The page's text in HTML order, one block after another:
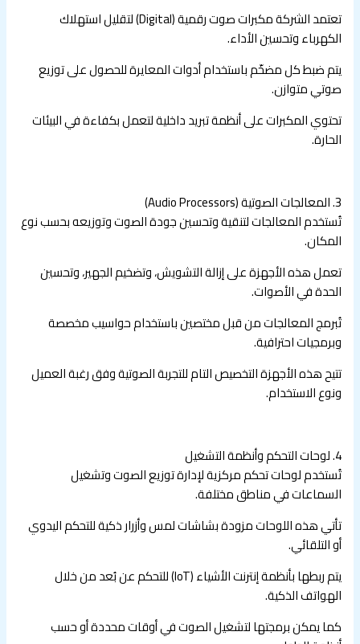
تعتمد الشركة مكبرات صوت رقمية (Digital) لتقليل استهلاك
الكهرباء وتحسين الأداء.
يتم ضبط كل مضخّم باستخدام أدوات المعايرة للحصول على توزيع
صوتي متوازن.
تحتوي المكبرات على أنظمة تبريد داخلية لتعمل بكفاءة في البيئات
الحارة.
3. المعالجات الصوتية (Audio Processors)
تُستخدم المعالجات لتنقية وتحسين جودة الصوت وتوزيعه بحسب نوع
المكان.
تعمل هذه الأجهزة على إزالة التشويش، وتضخيم الجهير، وتحسين
الحدة في الأصوات.
تُبرمج المعالجات من قبل مختصين باستخدام حواسيب مخصصة
وبرمجيات احترافية.
تتيح هذه الأجهزة التخصيص التام للتجربة الصوتية وفق رغبة العميل
ونوع الاستخدام.
4. لوحات التحكم وأنظمة التشغيل
تُستخدم لوحات تحكم مركزية لإدارة توزيع الصوت وتشغيل
السماعات في مناطق مختلفة.
تأتي هذه اللوحات مزودة بشاشات لمس وأزرار ذكية للتحكم اليدوي
أو التلقائي.
يتم ربطها بأنظمة إنترنت الأشياء (IoT) للتحكم عن بُعد من خلال
الهواتف الذكية.
كما يمكن برمجتها لتشغيل الصوت في أوقات محددة أو حسب